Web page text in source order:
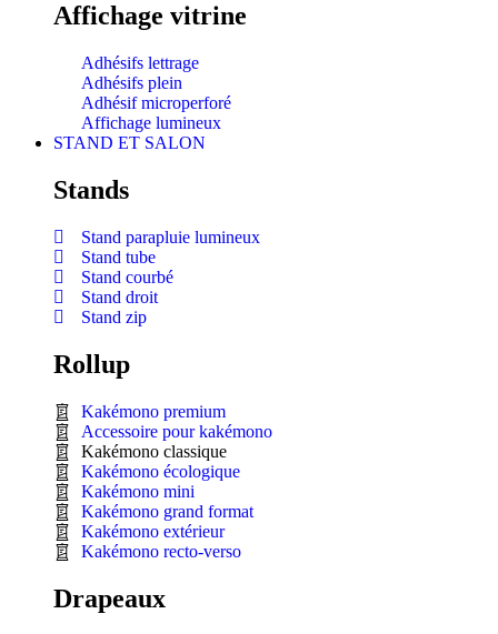
Affichage vitrine
Adhésifs lettrage
Adhésifs plein
Adhésif microperforé
Affichage lumineux
STAND ET SALON
Stands
Stand parapluie lumineux
Stand tube
Stand courbé
Stand droit
Stand zip
Rollup
Kakémono premium
Accessoire pour kakémono
Kakémono classique
Kakémono écologique
Kakémono mini
Kakémono grand format
Kakémono extérieur
Kakémono recto-verso
Drapeaux